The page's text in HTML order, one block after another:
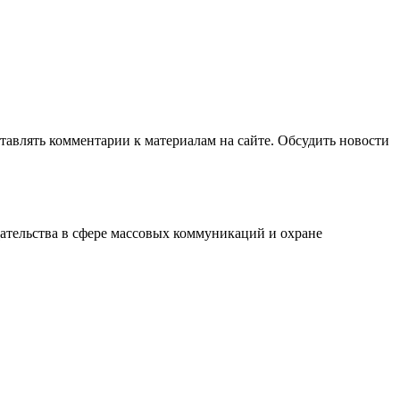
комментарии к материалам на сайте. Обсудить новости
в сфере массовых коммуникаций и охране